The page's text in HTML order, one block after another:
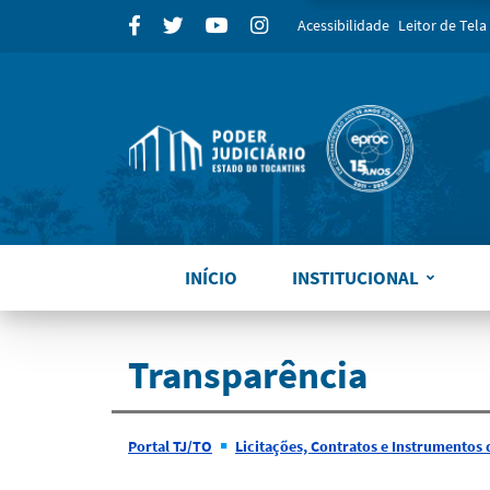
para
FacebookTwitter YoutubeInstagram
Acessibilidade Leitor de Tela
INÍCIO INSTITUCIONAL
Transparência
Portal TJ/TO Licitações, Contratos e Instrumentos de